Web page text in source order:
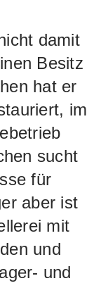
damit
Besitz
hat er
im
sucht
für
aber ist
mit
und
und